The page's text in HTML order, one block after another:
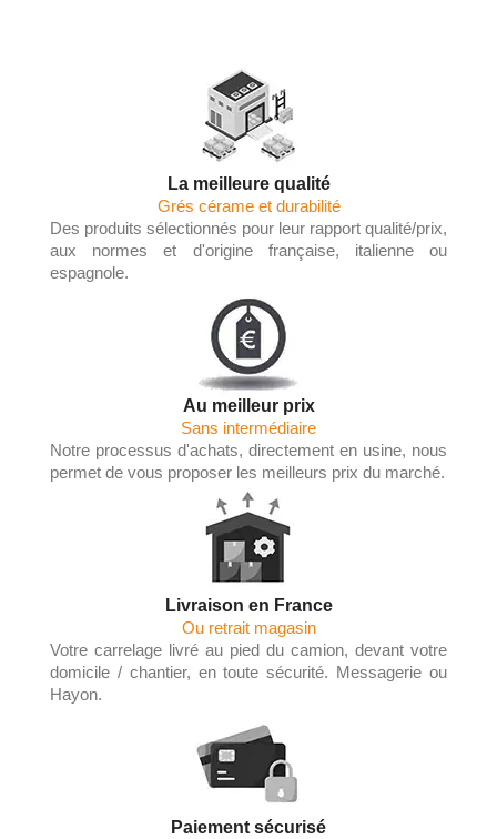
La meilleure qualité
Grés cérame et durabilité
Des produits sélectionnés pour leur rapport qualité/prix,
aux normes et d'origine française, italienne ou
espagnole.
Au meilleur prix
Sans intermédiaire
Notre processus d'achats, directement en usine, nous
permet de vous proposer les meilleurs prix du marché.
Livraison en France
Ou retrait magasin
Votre carrelage livré au pied du camion, devant votre
domicile / chantier, en toute sécurité. Messagerie ou
Hayon.
Paiement sécurisé